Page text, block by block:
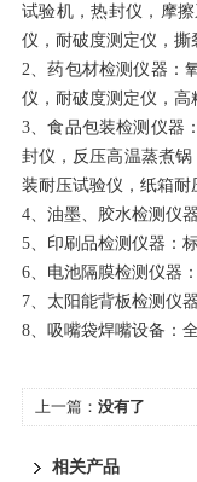
试验机，热封仪，摩
仪，耐破度测定仪，
2、药包材检测仪器：
仪，耐破度测定仪，
3、食品包装检测仪器
封仪，反压高温蒸煮
装耐压试验仪，纸箱耐
4、油墨、胶水检测仪
5、印刷品检测仪器：
6、电池隔膜检测仪器
7、太阳能背板检测仪
8、吸嘴袋焊嘴设备：
上一篇： 没有了
相关产品